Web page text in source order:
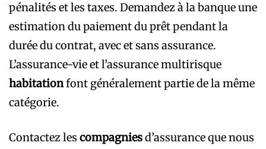
pénalités et les taxes. Demandez à la banque une
estimation du paiement du prêt pendant la
durée du contrat, avec et sans assurance.
L’assurance-vie et l’assurance multirisque
habitationfont généralement partie de la même
catégorie.
Contactez les compagniesd’assurance que nous